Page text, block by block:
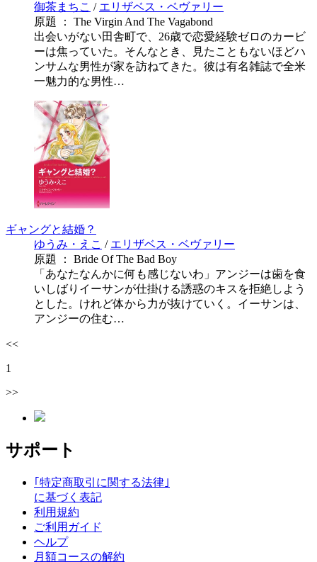
御茶まちこ / エリザベス・ベヴァリー
原題 ： The Virgin And The Vagabond
出会いがない田舎町で、26歳で恋愛経験ゼロのカービ
ーは焦っていた。そんなとき、見たこともないほどハ
ンサムな男性が家を訪ねてきた。彼は有名雑誌で全米
一魅力的な男性…
ギャングと結婚？
ゆうみ・えこ / エリザベス・ベヴァリー
原題 ： Bride Of The Bad Boy
「あなたなんかに何も感じないわ」アンジーは歯を食
いしばりイーサンが仕掛ける誘惑のキスを拒絶しよう
とした。けれど体から力が抜けていく。イーサンは、
アンジーの住む…
<<
1
>>
サポート
｢特定商取引に関する法律｣
に基づく表記
利用規約
ご利用ガイド
ヘルプ
月額コースの解約